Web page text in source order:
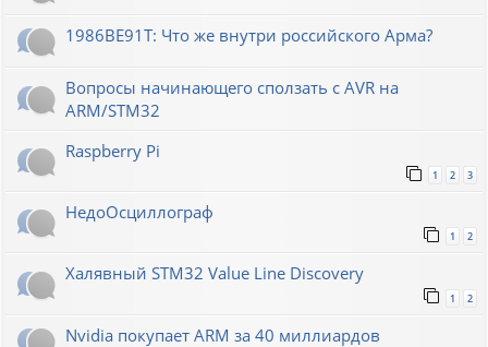
1986ВЕ91Т: Что же внутри российского Арма?
Вопросы начинающего сползать с AVR на
ARM/STM32
Raspberry Pi
1 2 3
НедоОсциллограф
1 2
Халявный STM32 Value Line Discovery
1 2
Nvidia покупает ARM за 40 миллиардов